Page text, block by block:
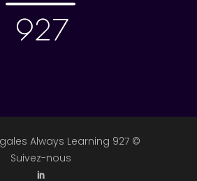
Always Learning 927 ©
Suivez-nous